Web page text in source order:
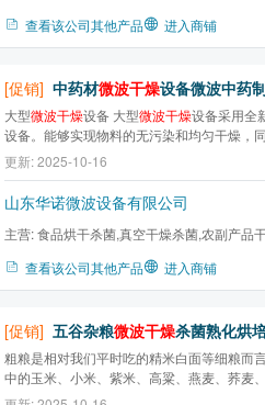
查看该公司其他产品
进入商铺
[促销] 中药材微波干燥设备微波中药制剂
大型微波干燥 设备 大型微波干燥设备采用全
设备。能够实现物料的无污染和均匀干燥，
温度，此外干燥速度通常提高数倍以上，生
燥能耗通常降低50%以上，完全达到国家环
全洁净高效生产。
更新: 2025-10-16
山东华诺微波设备有限公司
主营:食品烘干杀菌,真空干燥杀菌,农副产品
查看该公司其他产品 进入商铺
[促销] 五谷杂粮微波干燥杀菌熟化烘
粗粮是相对我们平时吃的精米白面等细粮而
中的玉米、小米、紫米、高粱、燕麦、荞麦
类，如黄豆、青豆、赤豆、绿豆等。 粗粮含有丰富的不可溶性纤